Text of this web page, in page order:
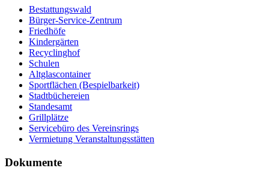
Bestattungswald
Bürger-Service-Zentrum
Friedhöfe
Kindergärten
Recyclinghof
Schulen
Altglascontainer
Sportflächen (Bespielbarkeit)
Stadtbüchereien
Standesamt
Grillplätze
Servicebüro des Vereinsrings
Vermietung Veranstaltungsstätten
Dokumente